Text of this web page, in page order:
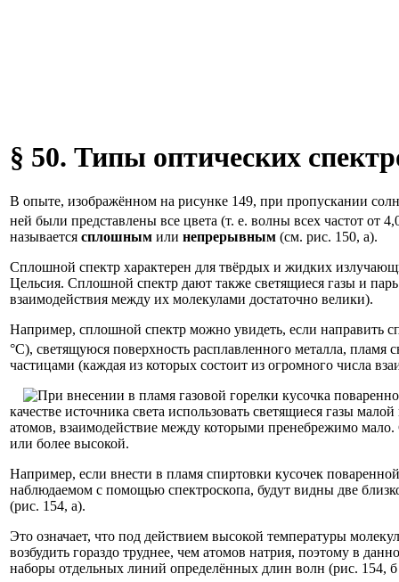
§ 50. Типы оптических
В опыте, изображённом на рисунке 149, при пропускании
ней были представлены все цвета (т. е. волны всех частот от
называется сплошным или непрерывным (см. рис. 150, а).
Сплошной спектр характерен для твёрдых и жидких
Цельсия. Сплошной спектр дают также светящиеся газы и
взаимодействия между их молекулами достаточно велики).
Например, сплошной спектр можно увидеть, если направить
°С), светящуюся поверхность расплавленного металла,
частицами (каждая из которых состоит из огромного числа
качестве источника света использовать светящиеся газы
атомов, взаимодействие между которыми пренебрежимо мало.
или более высокой.
Например, если внести в пламя спиртовки кусочек
наблюдаемом с помощью спектроскопа, будут видны две
(рис. 154, а).
Это означает, что под действием высокой температуры
возбудить гораздо труднее, чем атомов натрия, поэтому в
наборы отдельных линий определённых длин волн (рис. 154,